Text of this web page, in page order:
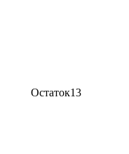
Остаток13